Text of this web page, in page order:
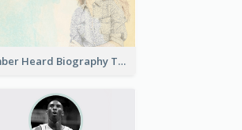
Amber Heard Biography Timeline